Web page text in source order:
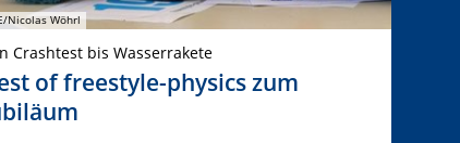
Nicolas Wöhrl
Crashtest bis Wasserrakete
of freestyle-physics zum